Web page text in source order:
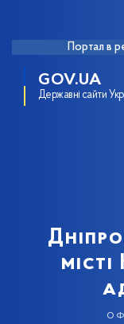
Портал в
GOV.UA
Державні сайти